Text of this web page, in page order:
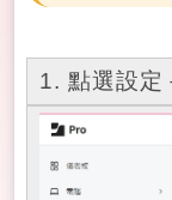
1. 點選設定